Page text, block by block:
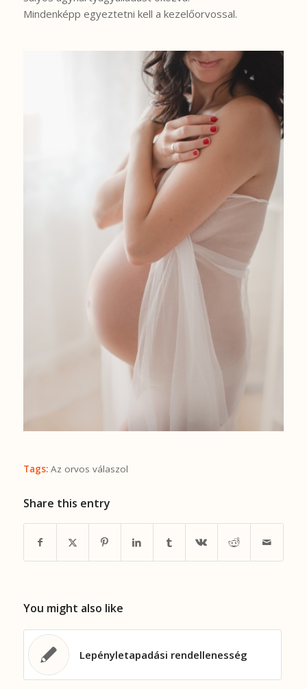
Mindenképp egyeztetni kell a kezelőorvossal.
Tags: Az orvos válaszol
Share this entry
You might also like
Lepényletapadási rendellenesség